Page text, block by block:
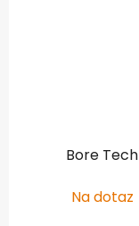
Bore Tech
Na dotaz